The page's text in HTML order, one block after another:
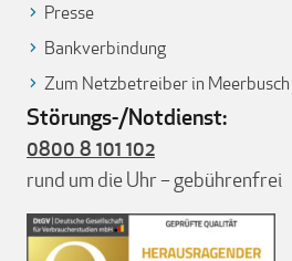
Presse
Bankverbindung
Zum Netzbetreiber in Meerbusch
Störungs-/Notdienst:
0800 8 101 102
rund um die Uhr – gebührenfrei